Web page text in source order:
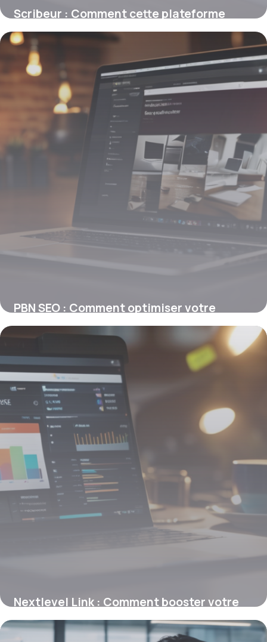
Scribeur : Comment cette plateforme
française facilite la rédaction web SEO
9 mars 2026
PBN SEO : Comment optimiser votre
réseau privé pour booster votre
29 janvier 2026
Nextlevel Link : Comment booster votre
référencement avec des backlinks déjà
positionnés